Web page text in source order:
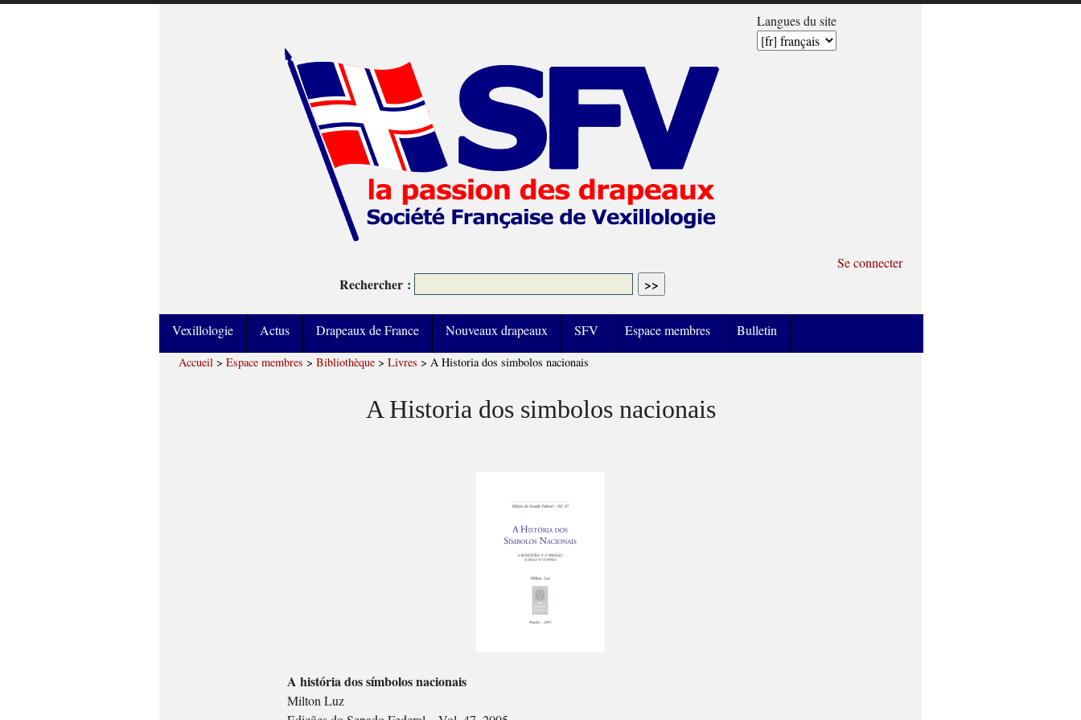
Se connecter
Langues du site
Rechercher :
Vexillologie Actus Drapeaux de France Nouveaux drapeaux SFV Espace membres Bulletin
Accueil > Espace membres > Bibliothèque > Livres > A Historia dos simbolos nacionais
A Historia dos simbolos nacionais
A história dos símbolos nacionais
Milton Luz